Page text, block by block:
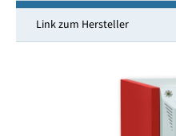
Link zum Hersteller